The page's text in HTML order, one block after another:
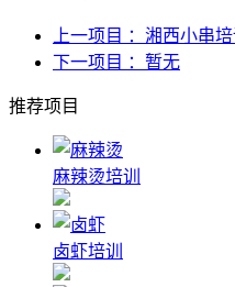
上一项目 ：湘西小串培
下一项目 ：暂无
推荐项目
麻辣烫培训
卤虾培训